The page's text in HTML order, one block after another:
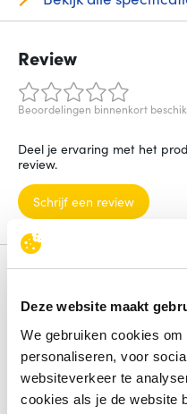
Deze website maakt
We gebruiken cookies
personaliseren, voor
websiteverkeer te
cookies als je de website
Review
Beoordelingen binnenkort
Deel je ervaring met het
review.
Schrijf een review